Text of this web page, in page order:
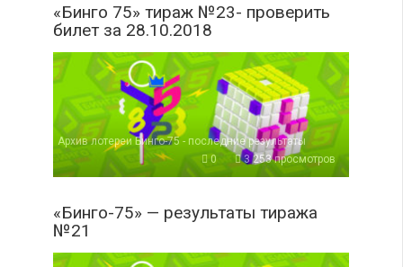
«Бинго 75» тираж №23- проверить
билет за 28.10.2018
Архив лотереи Бинго-75 - последние результаты
0
3 253 просмотров
«Бинго-75» — результаты тиража
№21